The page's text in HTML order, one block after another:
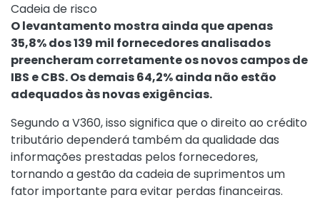
Cadeia de risco
O levantamento mostra ainda que apenas
35,8% dos 139 mil fornecedores analisados
preencheram corretamente os novos campos de
IBS e CBS. Os demais 64,2% ainda não estão
adequados às novas exigências.
Segundo a V360, isso significa que o direito ao crédito
tributário dependerá também da qualidade das
informações prestadas pelos fornecedores,
tornando a gestão da cadeia de suprimentos um
fator importante para evitar perdas financeiras.